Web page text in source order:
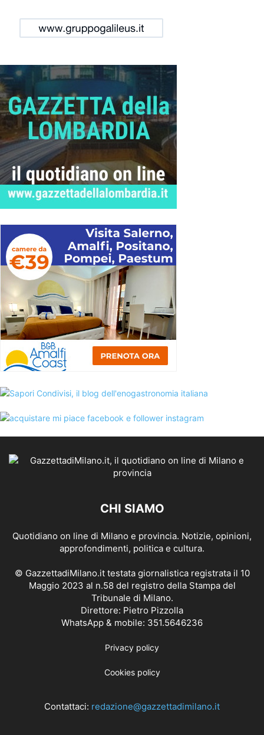
CHI SIAMO
Quotidiano on line di Milano e provincia. Notizie, opinioni,
approfondimenti, politica e cultura.
© GazzettadiMilano.it testata giornalistica registrata il 10
Maggio 2023 al n.58 del registro della Stampa del
Tribunale di Milano.
Direttore: Pietro Pizzolla
WhatsApp & mobile: 351.5646236
Privacy policy
Cookies policy
Contattaci: redazione@gazzettadimilano.it